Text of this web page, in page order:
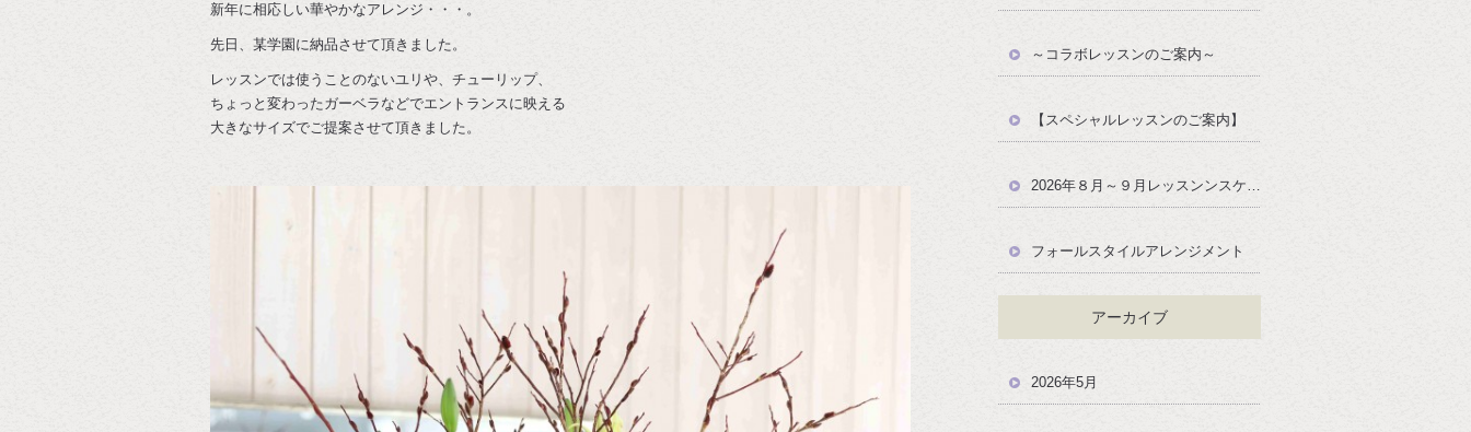
新年に相応しい華やかなアレンジ・・・。
先日、某学園に納品させて頂きました。
レッスンでは使うことのないユリや、チューリップ、
ちょっと変わったガーベラなどでエントランスに映える
大きなサイズでご提案させて頂きました。
～コラボレッスンのご案内～
【スペシャルレッスンのご案内】
フォールスタイルアレンジメント
アーカイブ
2026年5月